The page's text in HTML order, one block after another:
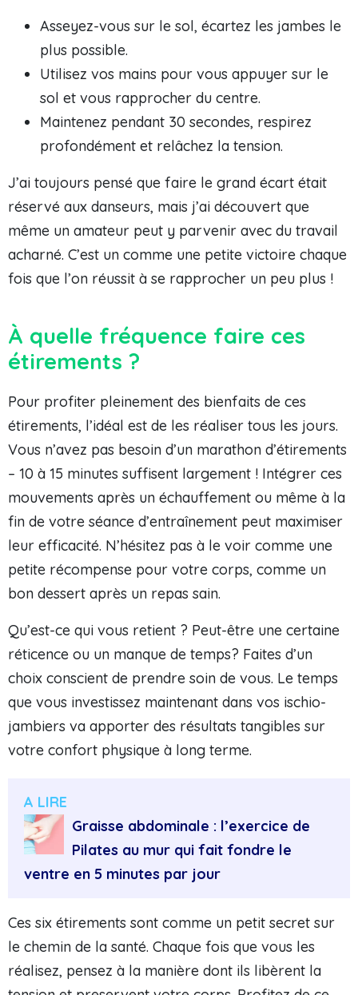
Asseyez-vous sur le sol, écartez les jambes le
plus possible.
Utilisez vos mains pour vous appuyer sur le
sol et vous rapprocher du centre.
Maintenez pendant 30 secondes, respirez
profondément et relâchez la tension.
J’ai toujours pensé que faire le grand écart était
réservé aux danseurs, mais j’ai découvert que
même un amateur peut y parvenir avec du travail
acharné. C’est un comme une petite victoire chaque
fois que l’on réussit à se rapprocher un peu plus !
À quelle fréquence faire ces
étirements ?
Pour profiter pleinement des bienfaits de ces
étirements, l’idéal est de les réaliser tous les jours.
Vous n’avez pas besoin d’un marathon d’étirements
– 10 à 15 minutes suffisent largement ! Intégrer ces
mouvements après un échauffement ou même à la
fin de votre séance d’entraînement peut maximiser
leur efficacité. N’hésitez pas à le voir comme une
petite récompense pour votre corps, comme un
bon dessert après un repas sain.
Qu’est-ce qui vous retient ? Peut-être une certaine
réticence ou un manque de temps? Faites d’un
choix conscient de prendre soin de vous. Le temps
que vous investissez maintenant dans vos ischio-
jambiers va apporter des résultats tangibles sur
votre confort physique à long terme.
A LIRE
Graisse abdominale : l’exercice de
Pilates au mur qui fait fondre le
ventre en 5 minutes par jour
Ces six étirements sont comme un petit secret sur
le chemin de la santé. Chaque fois que vous les
réalisez, pensez à la manière dont ils libèrent la